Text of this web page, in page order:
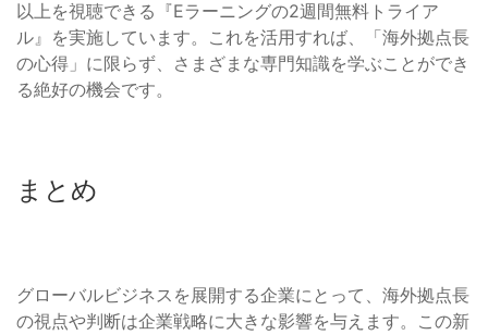
以上を視聴できる『Eラーニングの2週間無料トライア
ル』を実施しています。これを活用すれば、「海外拠点長
の心得」に限らず、さまざまな専門知識を学ぶことができ
る絶好の機会です。
まとめ
グローバルビジネスを展開する企業にとって、海外拠点長
の視点や判断は企業戦略に大きな影響を与えます。この新